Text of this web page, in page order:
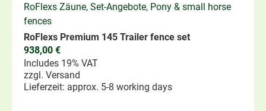
RoFlexs Zäune, Set-Angebote, Pony & small horse
fences
RoFlexs Premium 145 Trailer fence set
938,00 €
Includes 19% VAT
zzgl. Versand
Lieferzeit: approx. 5-8 working days